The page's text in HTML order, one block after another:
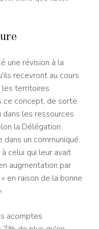
une révision à la
recevront au cours
territoires
concept, de sorte
les ressources
la Délégation
un communiqué.
celui qui leur avait
augmentation par
en raison de la bonne
acomptes